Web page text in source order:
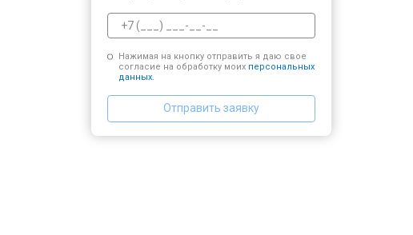
Нажимая на кнопку отправить я даю свое
согласие на обработку моих персональных
данных.
Отправить заявку